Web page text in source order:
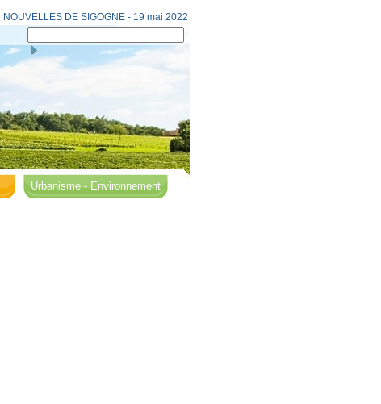
NOUVELLES DE SIGOGNE - 19 mai 2022
Urbanisme - Environnement